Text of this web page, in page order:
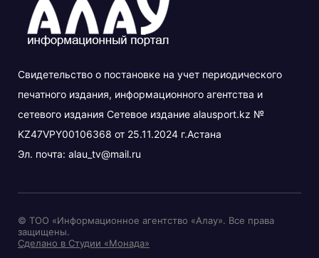
Свидетельство о постановке на учет периодического
печатного издания, информационного агентства и
сетевого издания Сетевое издание alausport.kz №
KZ47VPY00106368 от 25.11.2024 г.Астана
Эл. почта: alau_tv@mail.ru
© ТОО «Информационное агентство «Алау». Все права
защищены.
Сделано в Студии «Монада»